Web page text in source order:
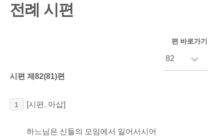
전례 시편
편 바로가기
시편 제82(81)편
1 [시편. 아삽]
하느님은 신들의 모임에서 일어서시어